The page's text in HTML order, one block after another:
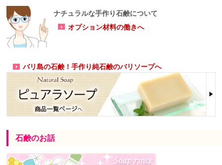
ナチュラルな手作り石鹸について
オプション材料の働きへ
バリ島の石鹸！手作り純石鹸のバリソープへ
石鹸のお話